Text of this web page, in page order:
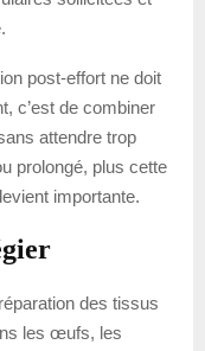
post-effort ne doit
c’est de combiner
attendre trop
prolongé, plus cette
importante.
des tissus
les œufs, les